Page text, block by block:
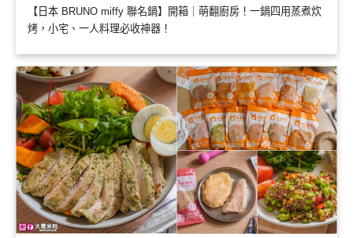
【日本 BRUNO miffy 聯名鍋】開箱｜萌翻廚房！一鍋四用蒸煮炊
烤，小宅、一人料理必收神器！